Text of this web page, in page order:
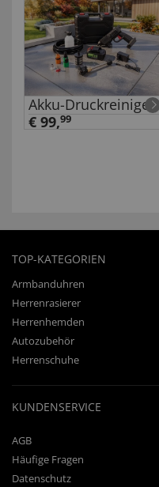
Akku-Druckreiniger
€ 99,99
TOP-KATEGORIEN
Armbanduhren
Herrenrasierer
Herrenhemden
Autozubehör
Herrenschuhe
KUNDENSERVICE
AGB
Häufige Fragen
Datenschutz